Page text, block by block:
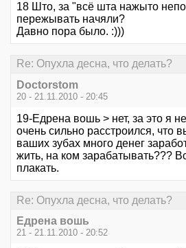
18 Што, за "всё шта нажыто
пережывать начяли?
Давно пора было. :)))
Re: Опухла десна, что делать?
Doctorstom
20 - 21.11.2010 - 20:45
19-Едрена вошь > нет, за это я
очень сильно расстроился, что
ваших зубах много денег
жить, на ком зарабатывать???
плакать.
Re: Опухла десна, что делать?
Едрена вошь
21 - 21.11.2010 - 20:52